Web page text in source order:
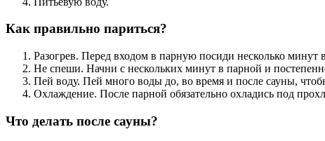
Как правильно париться?
Разогрев. Перед входом в парную посиди несколько
Не спеши. Начни с нескольких минут в парной и
Пей воду. Пей много воды до, во время и после сауны,
Охлаждение. После парной обязательно охладись под
Что делать после сауны?